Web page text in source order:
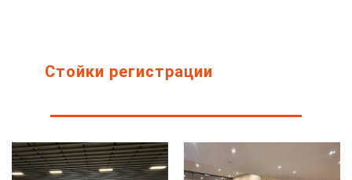
Стойки регистрации